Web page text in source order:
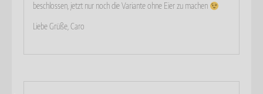
beschlossen, jetzt nur noch die Variante ohne Eier zu machen
Liebe Grüße, Caro